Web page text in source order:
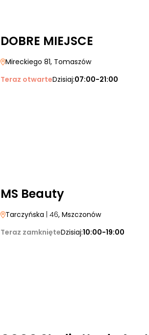
DOBRE MIEJSCE
Mireckiego 81, Tomaszów
Teraz otwarteDzisiaj:07:00-21:00
MS Beauty
Tarczyńska | 46, Mszczonów
Teraz zamknięteDzisiaj:10:00-19:00